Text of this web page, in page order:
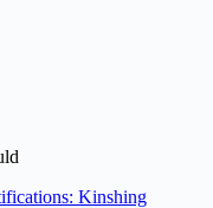
Kinshing